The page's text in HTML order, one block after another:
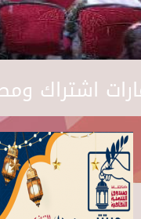
اشتراك